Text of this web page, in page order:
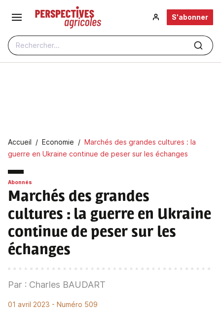
Aller au contenu principal
Rechercher...
S'abonner
Fil d'Ariane
Accueil Economie
Marchés des grandes cultures : la
guerre en Ukraine continue de peser sur les échanges
Abonnés
Marchés des grandes
cultures : la guerre en Ukraine
continue de peser sur les
échanges
Par : Charles BAUDART
01 avril 2023 - Numéro 509